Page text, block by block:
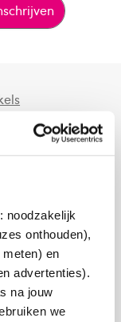
noodzakelijk
onthouden),
en
advertenties).
na jouw
we